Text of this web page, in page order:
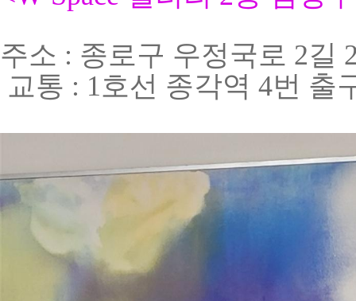
주소 : 종로구 우정국로 2길
교통 : 1호선 종각역 4번 출